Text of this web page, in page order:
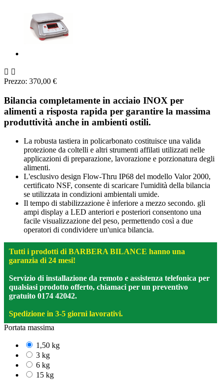
 
Prezzo: 370,00 €
Bilancia completamente in acciaio INOX per
alimenti a risposta rapida per garantire la massima
produttività anche in ambienti ostili.
La robusta tastiera in policarbonato costituisce una valida
protezione da coltelli e altri strumenti affilati utilizzati nelle
applicazioni di preparazione, lavorazione e porzionatura degli
alimenti.
L'esclusivo design Flow-Thru IP68 del modello Valor 2000,
certificato NSF, consente di scaricare l'umidità della bilancia
se utilizzata in condizioni ambientali umide.
Il tempo di stabilizzazione è inferiore a mezzo secondo. gli
ampi display a LED anteriori e posteriori consentono una
facile visualizzazione del peso, permettendo così a due
operatori di condividere un'unica bilancia.
Tutti i prodotti di BARBERA BILANCE hanno una
garanzia di 24 mesi!
Servizio di installazione da remoto e assistenza telefonica per
qualsiasi prodotto offerto, chiamaci per un preventivo
gratuito 0174 42042.
Spedizione in 3-5 giorni lavorativi.
Portata massima
1,50 kg
3 kg
6 kg
15 kg